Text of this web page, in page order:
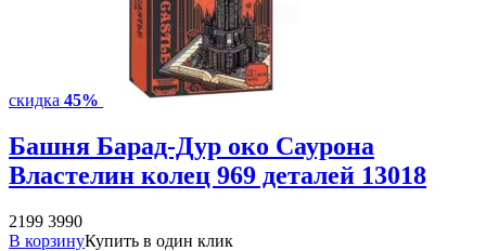
скидка 45%
Башня Барад-Дур око Саурона
Властелин колец 969 деталей 13018
2199 3990
В корзинуКупить в один клик